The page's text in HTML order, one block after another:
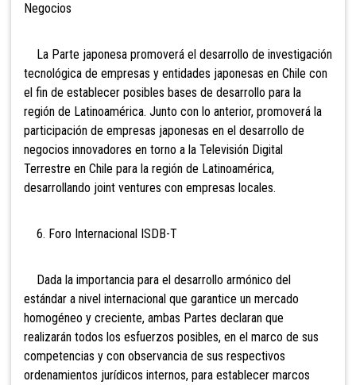
Negocios
La Parte japonesa promoverá el desarrollo de investigación
tecnológica de empresas y entidades japonesas en Chile con
el fin de establecer posibles bases de desarrollo para la
región de Latinoamérica. Junto con lo anterior, promoverá la
participación de empresas japonesas en el desarrollo de
negocios innovadores en torno a la Televisión Digital
Terrestre en Chile para la región de Latinoamérica,
desarrollando joint ventures con empresas locales.
6. Foro Internacional ISDB-T
Dada la importancia para el desarrollo armónico del
estándar a nivel internacional que garantice un mercado
homogéneo y creciente, ambas Partes declaran que
realizarán todos los esfuerzos posibles, en el marco de sus
competencias y con observancia de sus respectivos
ordenamientos jurídicos internos, para establecer marcos